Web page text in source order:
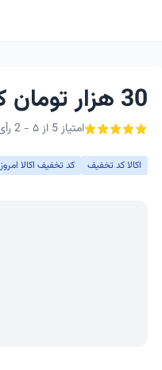
30 هزار تومان کد تخفیف اکالا امروز ویژه تبریز
امتیاز 5 از ۵ - 2 رأی
اکالا کد تخفیف کد تخفیف اکالا امروز